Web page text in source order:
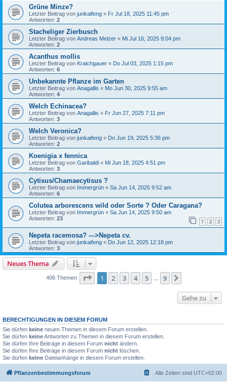
Grüne Minze?
Letzter Beitrag von junkaifeng « Fr Jul 18, 2025 11:45 pm
Antworten: 2
Stacheliger Zierbusch
Letzter Beitrag von Andreas Melzer « Mi Jul 16, 2025 9:04 pm
Antworten: 2
Acanthus mollis
Letzter Beitrag von Kraichgauer « Do Jul 03, 2025 1:15 pm
Antworten: 6
Unbekannte Pflanze im Garten
Letzter Beitrag von Anagallis « Mo Jun 30, 2025 9:55 am
Antworten: 4
Welch Echinacea?
Letzter Beitrag von Anagallis « Fr Jun 27, 2025 7:11 pm
Antworten: 3
Welch Veronica?
Letzter Beitrag von junkaifeng « Do Jun 19, 2025 5:36 pm
Antworten: 2
Koenigia x fennica
Letzter Beitrag von Garibaldi « Mi Jun 18, 2025 4:51 pm
Antworten: 3
Cytisus/Chamaecytisus ?
Letzter Beitrag von Immergrün « Sa Jun 14, 2025 9:52 am
Antworten: 6
Colutea arborescens wild oder Sorte ? Oder Caragana?
Letzter Beitrag von Immergrün « Sa Jun 14, 2025 9:50 am
Antworten: 23 1 2 3
Nepeta racemosa? --->Nepeta cv.
Letzter Beitrag von junkaifeng « Do Jun 12, 2025 12:18 pm
Antworten: 3
Neues Thema
406 Themen Seite 1von
1 2 3 4 5 9
Gehe zu
BERECHTIGUNGEN IN DIESEM FORUM
Sie dürfen keine neuen Themen in diesem Forum erstellen.
Sie dürfen keineAntworten zu Themen in diesem Forum erstellen.
Sie dürfen Ihre Beiträge in diesem Forum nicht ändern.
Sie dürfen Ihre Beiträge in diesem Forum nicht löschen.
Sie dürfen keine Dateianhänge in diesem Forum erstellen.
Pflanzenbestimmungsforum Alle Zeiten sind UTC+02:00